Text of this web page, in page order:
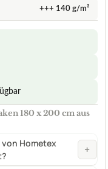
+++ 140 g/m²
180 x 200 cm aus
Hometex
+